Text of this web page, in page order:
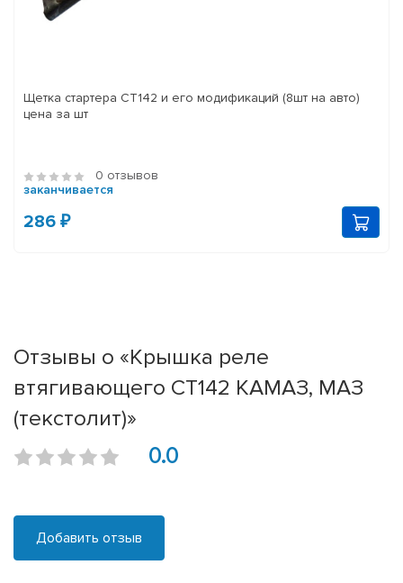
Щетка стартера СТ142 и его модификаций (8шт на авто)
цена за шт
0 отзывов
заканчивается
286 ₽
Отзывы о «Крышка реле
втягивающего СТ142 КАМАЗ, МАЗ
(текстолит)»
0.0
Добавить отзыв